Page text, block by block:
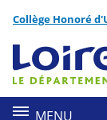
Menu de la
Contenu
Collège Honoré
MENU